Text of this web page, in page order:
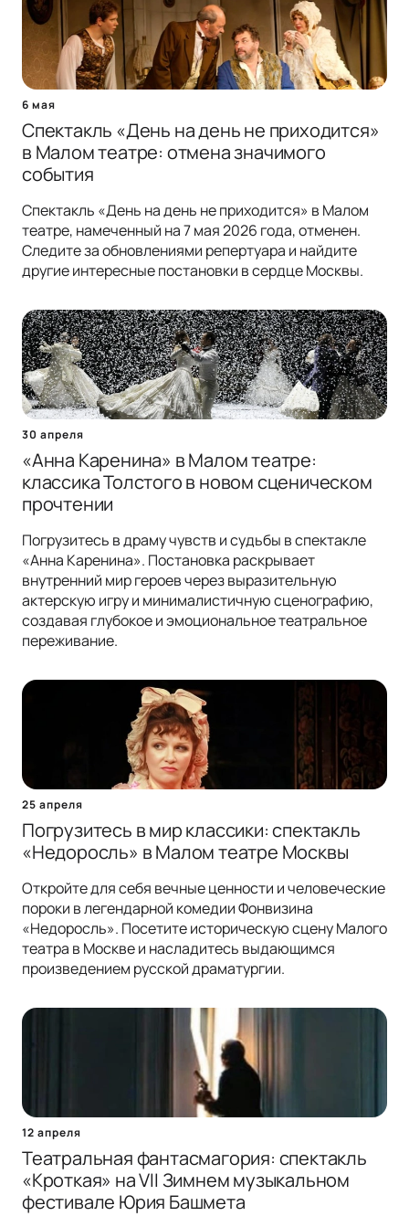
6 мая
Спектакль «День на день не приходится»
в Малом театре: отмена значимого
события
Спектакль «День на день не приходится» в Малом
театре, намеченный на 7 мая 2026 года, отменен.
Следите за обновлениями репертуара и найдите
другие интересные постановки в сердце Москвы.
30 апреля
«Анна Каренина» в Малом театре:
классика Толстого в новом сценическом
прочтении
Погрузитесь в драму чувств и судьбы в спектакле
«Анна Каренина». Постановка раскрывает
внутренний мир героев через выразительную
актерскую игру и минималистичную сценографию,
создавая глубокое и эмоциональное театральное
переживание.
25 апреля
Погрузитесь в мир классики: спектакль
«Недоросль» в Малом театре Москвы
Откройте для себя вечные ценности и человеческие
пороки в легендарной комедии Фонвизина
«Недоросль». Посетите историческую сцену Малого
театра в Москве и насладитесь выдающимся
произведением русской драматургии.
12 апреля
Театральная фантасмагория: спектакль
«Кроткая» на VII Зимнем музыкальном
фестивале Юрия Башмета